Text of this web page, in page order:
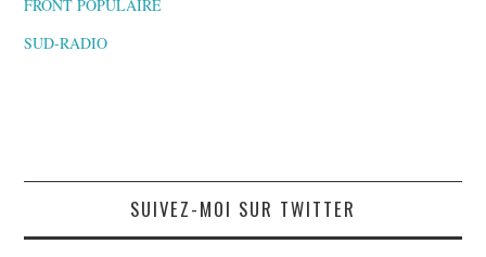
FRONT POPULAIRE
SUD-RADIO
SUIVEZ-MOI SUR TWITTER